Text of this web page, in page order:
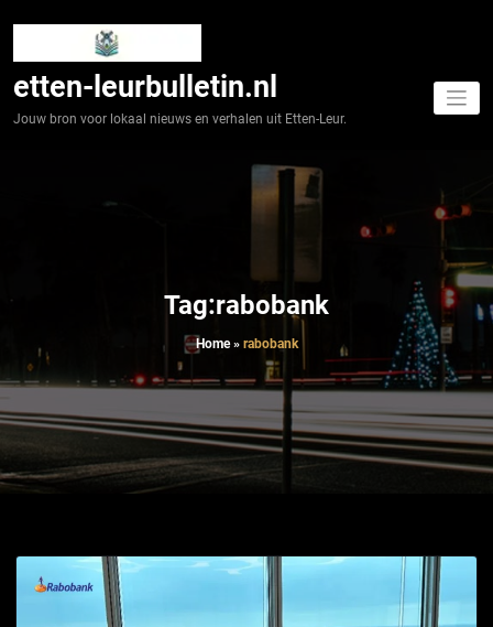
etten-leurbulletin.nl
Jouw bron voor lokaal nieuws en verhalen uit Etten-Leur.
Tag:rabobank
Home» rabobank